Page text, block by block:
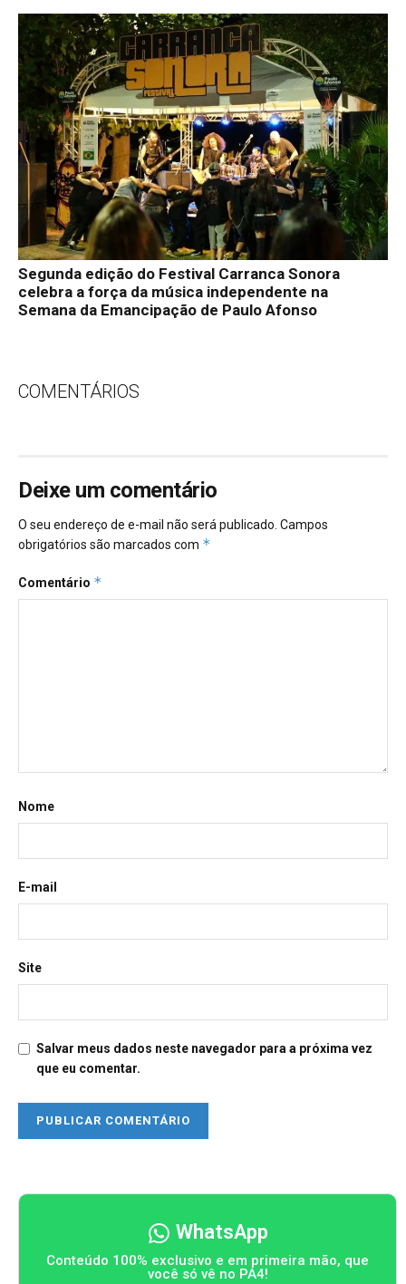
Segunda edição do Festival Carranca Sonora
celebra a força da música independente na
Semana da Emancipação de Paulo Afonso
COMENTÁRIOS
Deixe um comentário
O seu endereço de e-mail não será publicado. Campos
obrigatórios são marcados com *
Comentário *
Nome
E-mail
Site
Salvar meus dados neste navegador para a próxima vez
que eu comentar.
WhatsApp
Conteúdo 100% exclusivo e em primeira mão, que
você só vê no PA4!